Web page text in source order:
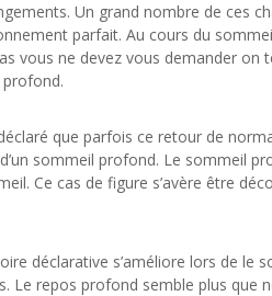
Un grand nombre de ces
parfait. Au cours du
vous ne devez vous demander on
que parfois ce retour de
sommeil profond. Le sommeil
Ce cas de figure s’avère être
déclarative s’améliore lors de le
Le repos profond semble plus que